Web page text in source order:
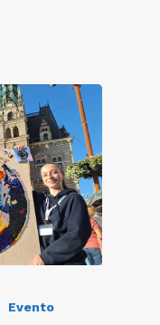
Evento